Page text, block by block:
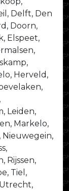
Delft, Den
Doorn,
Elspeet,
Herveld,
Leiden,
Markelo,
Nieuwegein,
Rijssen,
Tiel,